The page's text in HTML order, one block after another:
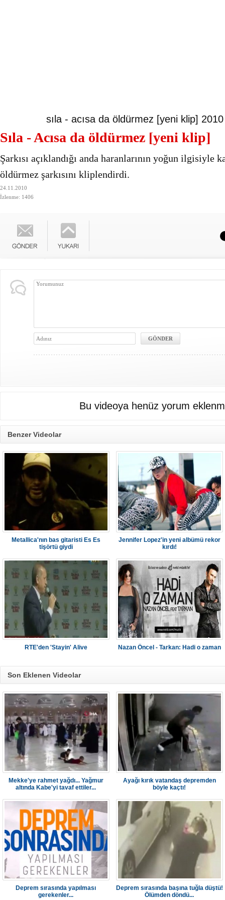
sıla - acısa da öldürmez [yeni klip] 2010
Sıla - Acısa da öldürmez [yeni klip]
Şarkısı açıklandığı anda haranlarının yoğun ilgisiyle
öldürmez şarkısını kliplendirdi.
24.11.2010
İzlenme: 1406
Bu videoya henüz yorum
Benzer Videolar
Metallica'nın bas gitaristi Es Es
tişörtü giydi
Jennifer Lopez'in yeni albümü rekor
kırdı!
RTE'den 'Stayin' Alive Nazan Öncel - Tarkan: Hadi o zaman
Son Eklenen Videolar
Mekke'ye rahmet yağdı... Yağmur
altında Kabe'yi tavaf ettiler...
Ayağı kırık vatandaş depremden
böyle kaçtı!
Deprem sırasında yapılması
gerekenler...
Deprem sırasında başına tuğla düştü!
Ölümden döndü...